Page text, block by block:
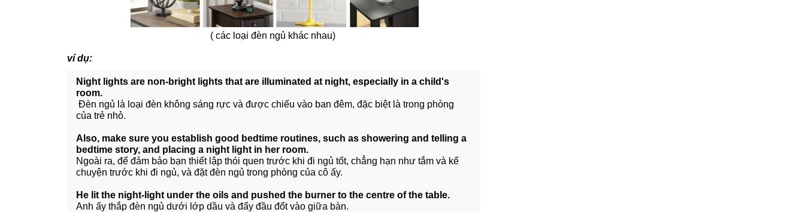
( các loại đèn ngủ khác nhau)
ví dụ:
Night lights are non-bright lights that are illuminated at night, especially in a child's
room.
Đèn ngủ là loại đèn không sáng rực và được chiếu vào ban đêm, đặc biệt là trong phòng
của trẻ nhỏ.
Also, make sure you establish good bedtime routines, such as showering and telling a
bedtime story, and placing a night light in her room.
Ngoài ra, để đảm bảo bạn thiết lập thói quen trước khi đi ngủ tốt, chẳng hạn như tắm và kể
chuyện trước khi đi ngủ, và đặt đèn ngủ trong phòng của cô ấy.
He lit the night-light under the oils and pushed the burner to the centre of the table.
Anh ấy thắp đèn ngủ dưới lớp dầu và đẩy đầu đốt vào giữa bàn.